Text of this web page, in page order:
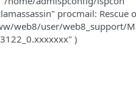
procmail: Rescue
web8/user/web8_support/
)